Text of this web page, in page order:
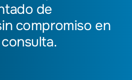
de
compromiso en